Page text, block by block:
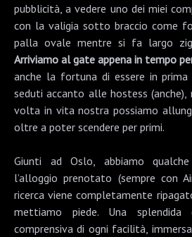
pubblicità, a vedere uno dei miei
con la valigia sotto braccio come
palla ovale mentre si fa largo
Arriviamo al gate appena in tempo
anche la fortuna di essere in
seduti accanto alle hostess (anche),
volta in vita nostra possiamo
oltre a poter scendere per primi.
Giunti adOslo , abbiamo
l’alloggio prenotato (sempre con
ricerca viene completamente
mettiamo piede. Una splendida
comprensiva di ogni facilità,